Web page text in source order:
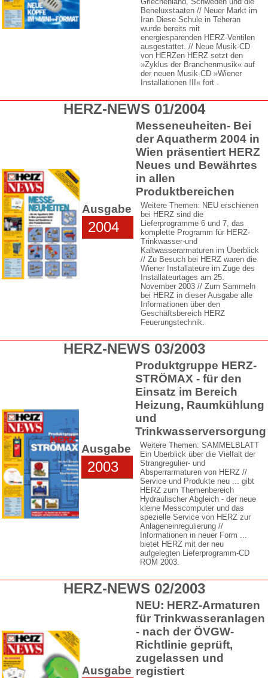
Beneluxstaaten // Neuer Markt im
Iran Diese Schule in Teheran
wurde bereits mit
energiesparenden HERZ-Ventilen
ausgestattet. // Neue Musik-CD
von HERZen HERZ setzt den
»Zyklus der Branchenmusik« auf
der neuen Musik-CD »Wiener
Installationen III« fort .
HERZ-NEWS 01/2004
Ausgabe
2004
Messeneuheiten- Bei
der Aquatherm 2004 in
Wien präsentiert HERZ
Neues und Bewährtes
in allen
Produktbereichen
Weitere Themen: NEU erschienen
bei HERZ sind die
Lieferprogramme 6 und 7, das
komplette Programm für HERZ-
Trinkwasser-und
Kaltwasserarmaturen im Überblick
// Zu Besuch bei HERZ waren die
Wiener Installateure im Zuge des
Installateurtages am 25.
November 2003 // Zum Sammeln
bei HERZ in dieser Ausgabe alle
Informationen über den
Geschäftsbereich HERZ
Feuerungstechnik.
HERZ-NEWS 03/2003
Ausgabe
2003
Produktgruppe HERZ-
STRÖMAX - für den
Einsatz im Bereich
Heizung, Raumkühlung
und
Trinkwasserversorgung
Weitere Themen: SAMMELBLATT
Ein Überblick über die Vielfalt der
Strangregulier- und
Absperrarmaturen von HERZ //
Service und Produkte neu ... gibt
HERZ zum Themenbereich
Hydraulischer Abgleich - der neue
kleine Messcomputer und das
spezielle Service von HERZ zur
Anlageneinregulierung //
Informationen in neuer Form ...
bietet HERZ mit der neu
aufgelegten Lieferprogramm-CD
ROM 2003.
HERZ-NEWS 02/2003
Ausgabe
NEU: HERZ-Armaturen
für Trinkwasseranlagen
- nach der ÖVGW-
Richtlinie geprüft,
zugelassen und
registiert